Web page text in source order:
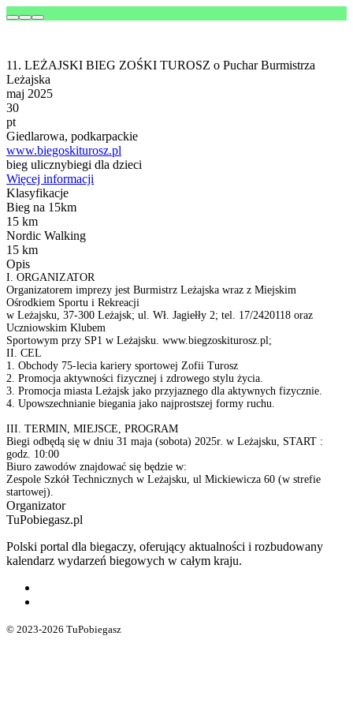
11. LEŻAJSKI BIEG ZOŚKI TUROSZ o Puchar Burmistrza
Leżajska
maj 2025
30
pt
Giedlarowa, podkarpackie
www.biegoskiturosz.pl
bieg ulicznybiegi dla dzieci
Więcej informacji
Klasyfikacje
Bieg na 15km
15 km
Nordic Walking
15 km
Opis
I. ORGANIZATOR
Organizatorem imprezy jest Burmistrz Leżajska wraz z Miejskim
Ośrodkiem Sportu i Rekreacji
w Leżajsku, 37-300 Leżajsk; ul. Wł. Jagiełły 2; tel. 17/2420118 oraz
Uczniowskim Klubem
Sportowym przy SP1 w Leżajsku. www.biegzoskiturosz.pl;
II. CEL
1. Obchody 75-lecia kariery sportowej Zofii Turosz
2. Promocja aktywności fizycznej i zdrowego stylu życia.
3. Promocja miasta Leżajsk jako przyjaznego dla aktywnych fizycznie.
4. Upowszechnianie biegania jako najprostszej formy ruchu.
III. TERMIN, MIEJSCE, PROGRAM
Biegi odbędą się w dniu 31 maja (sobota) 2025r. w Leżajsku, START :
godz. 10:00
Biuro zawodów znajdować się będzie w:
Zespole Szkół Technicznych w Leżajsku, ul Mickiewicza 60 (w strefie
startowej).
Organizator
TuPobiegasz.pl
Polski portal dla biegaczy, oferujący aktualności i rozbudowany
kalendarz wydarzeń biegowych w całym kraju.
© 2023-2026 TuPobiegasz